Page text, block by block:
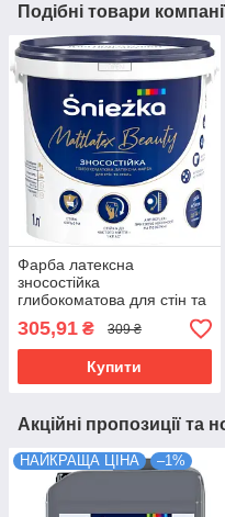
Подібні товари
Фарба латексна
зносостійка
глибокоматова для стін та
стель Sniezka Mattlatex
Beauty 1л/1,37кг
305,91 ₴ 309 ₴
Купити
Акційні пропозиції та
НАЙКРАЩА ЦІНА –1%